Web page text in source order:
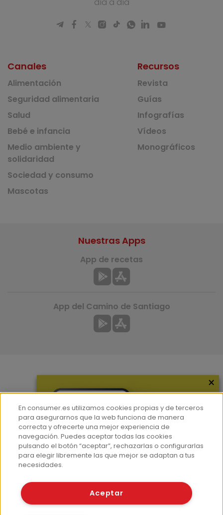
día a día
Canales
Alimentación
Seguridad alimentaria
Salud
Bebé e infancia
Medio ambiente y
solidaridad
Sociedad y consumo
Mascotas
Recursos
Revista
Guías
Infografías
Vídeos
Monográficos
Hemeroteca
Contacto
Prensa
Corpus Lingüístico Consumer
Nuestras Apps
App de recetas
App del Camino de Santiago
© Fundación EROSKI
×
En consumer.es utilizamos cookies propias y de terceros
para asegurarnos que la web funciona de manera
correcta y ofrecerte una mejor experiencia de
navegación. Puedes aceptar todas las cookies
pulsando el botón “aceptar”, rechazarlas o configurarlas
para elegir libremente las que mejor se adaptan a tus
necesidades.
Aceptar